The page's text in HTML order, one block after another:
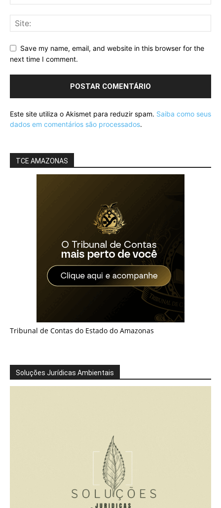
Save my name, email, and website in this browser for the
next time I comment.
Este site utiliza o Akismet para reduzir spam. Saiba como seus
dados em comentários são processados.
TCE AMAZONAS
Tribunal de Contas do Estado do Amazonas
Soluções Jurídicas Ambientais